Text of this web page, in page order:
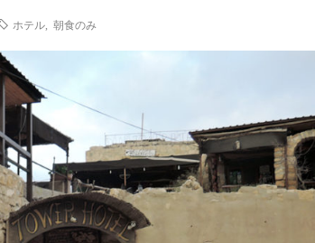
ホテル 朝食のみ